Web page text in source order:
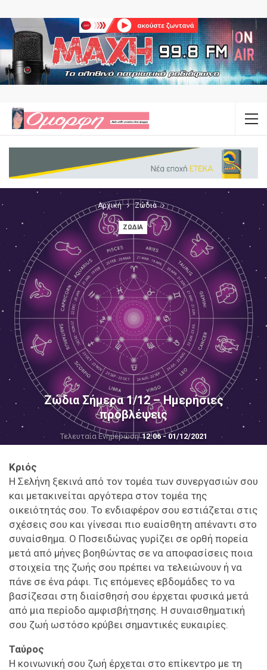
Αρχική Ζώδια
ΖΏΔΙΑ
Ζώδια Σήμερα 1/12 – Ημερήσιες
προβλέψεις
Τελευταία Ενημέρωση12:06 - 01/12/2021
Κριός
Η Σελήνη ξεκινά από τον τομέα των συνεργασιών σου
και μετακινείται αργότερα στον τομέα της
οικειότητάς σου. Το ενδιαφέρον σου εστιάζεται στις
σχέσεις σου και γίνεσαι πιο ευαίσθητη απέναντι στο
συναίσθημα. Ο Ποσειδώνας γυρίζει σε ορθή πορεία
μετά από μήνες βοηθώντας σε να αποφασίσεις ποια
στοιχεία της ζωής σου πρέπει να τελειώνουν ή να
πάνε σε ένα ράφι. Τις επόμενες εβδομάδες το να
βασίζεσαι στη διαίσθησή σου έρχεται φυσικά μετά
από μια περίοδο αμφισβήτησης. Η συναισθηματική
σου ζωή ωστόσο κρύβει σημαντικές ευκαιρίες.
Ταύρος
Η κοινωνική σου ζωή έρχεται στο επίκεντρο με τη